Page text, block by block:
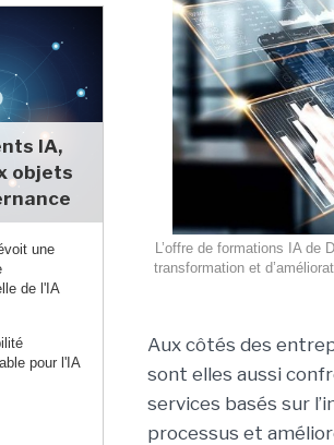
IA,
objets
une
de l'IA
pour l'IA
L’offre de formations IA de
transformation et
Aux côtés des
sont elles aussi
services basés sur
processus et